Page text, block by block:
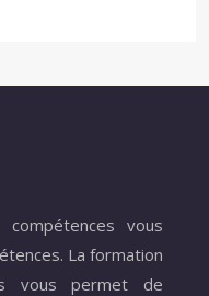
vous
La formation
vous permet de